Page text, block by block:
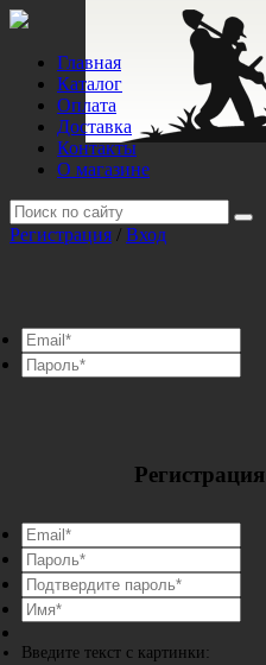
Главная
Каталог
Оплата
Доставка
Контакты
О магазине
Регистрация / Вход
Регистрация
Введите текст с картинки: